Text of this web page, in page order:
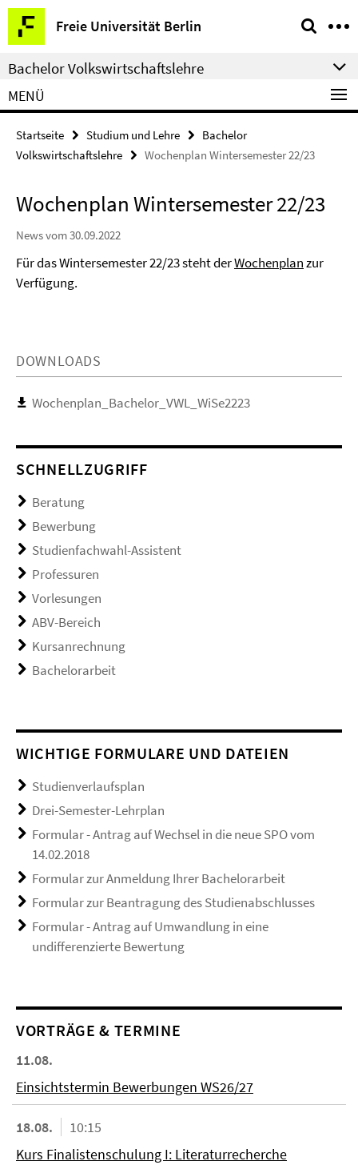
Springe
direkt
zu
Inhalt
Freie Universität Berlin
Service-
Navigation
Bachelor Volkswirtschaftslehre
MENÜ
Startseite Studium und Lehre
Bachelor
Volkswirtschaftslehre
Wochenplan Wintersemester 22/23
Wochenplan Wintersemester 22/23
News vom 30.09.2022
Für das Wintersemester 22/23 steht derWochenplanzur
Verfügung.
DOWNLOADS
Wochenplan_Bachelor_VWL_WiSe2223
SCHNELLZUGRIFF
Beratung
Bewerbung
Studienfachwahl-Assistent
Professuren
Vorlesungen
ABV-Bereich
Kursanrechnung
Bachelorarbeit
WICHTIGE FORMULARE UND DATEIEN
Studienverlaufsplan
Drei-Semester-Lehrplan
Formular - Antrag auf Wechsel in die neue SPO vom
14.02.2018
Formular zur Anmeldung Ihrer Bachelorarbeit
Formular zur Beantragung des Studienabschlusses
Formular - Antrag auf Umwandlung in eine
undifferenzierte Bewertung
VORTRÄGE & TERMINE
11.08.
Einsichtstermin Bewerbungen WS26/27
18.08.
10:15
Kurs Finalistenschulung I: Literaturrecherche